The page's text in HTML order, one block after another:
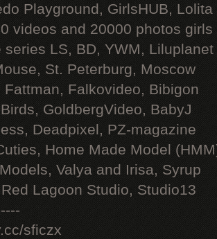
Playground, GirlsHUB, Lolita
videos and 20000 photos
series LS, BD, YWM, Liluplanet
St. Peterburg, Moscow
Fattman, Falkovideo, Bibigon
GoldbergVideo, BabyJ
Deadpixel, PZ-magazine
Home Made Model
Valya and Irisa, Syrup
Lagoon Studio, Studio13
sficzx